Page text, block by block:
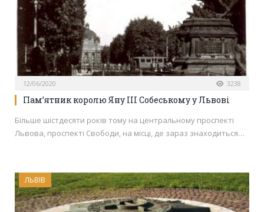
12/06/2020 3238
Пам’ятник королю Яну III Собеському у Львові
Більше шістдесяти років тому на центральному проспекті
Львова, проспекті Свободи, на місці, де зараз знаходиться…
ЛЬВІВ